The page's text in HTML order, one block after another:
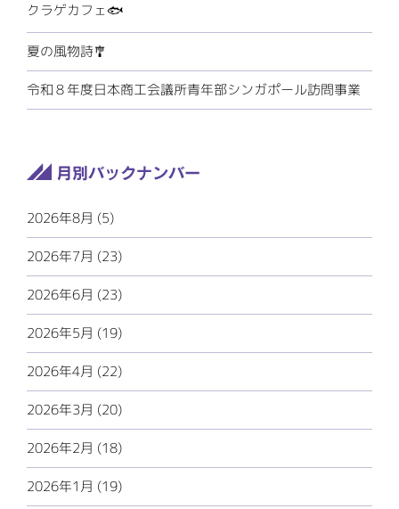
クラゲカフェ🐟
夏の風物詩🎐
令和８年度日本商工会議所青年部シンガポール訪問事業
2026年8月 (5)
2026年7月 (23)
2026年6月 (23)
2026年5月 (19)
2026年4月 (22)
2026年3月 (20)
2026年2月 (18)
2026年1月 (19)